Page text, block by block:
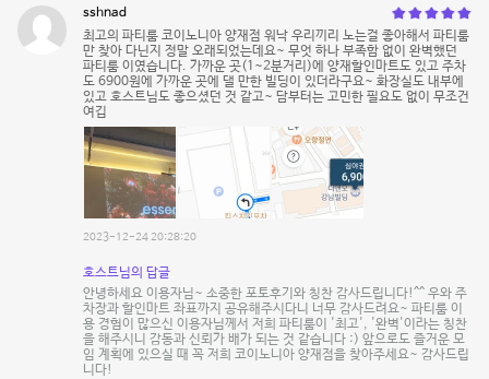
sshnad
최고의 파티룸 코이노니아 양재점 워낙 우리끼리 노는걸 좋아해서 파티룸
만 찾아 다닌지 정말 오래되었는데요~ 무엇 하나 부족함 없이 완벽했던
파티룸 이였습니다. 가까운 곳(1~2분거리)에 양재할인마트도 있고 주차
도 6900원에 가까운 곳에 댈 만한 빌딩이 있더라구요~ 화장실도 내부에
있고 호스트님도 좋으셨던 것 같고~ 담부터는 고민한 필요도 없이 무조건
여깁
2023-12-24 20:28:20
호스트님의 답글
안녕하세요 이용자님~ 소중한 포토후기와 칭찬 감사드립니다!^^ 우와 주
차장과 할인마트 좌표까지 공유해주시다니 너무 감사드려요~ 파티룸 이
용 경험이 많으신 이용자님께서 저희 파티룸이 '최고', '완벽'이라는 칭찬
을 해주시니 감동과 신뢰가 배가 되는 것 같습니다 :) 앞으로도 즐거운 모
임 계획에 있으실 때 꼭 저희 코이노니아 양재점을 찾아주세요~ 감사드립
니다!